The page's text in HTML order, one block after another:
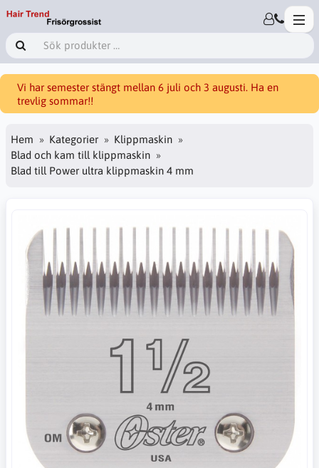
Vi har semester stängt mellan 6 juli och 3 augusti. Ha en
trevlig sommar!!
Hem Kategorier
Klippmaskin
Blad och kam till klippmaskin
Blad till Power ultra klippmaskin 4 mm